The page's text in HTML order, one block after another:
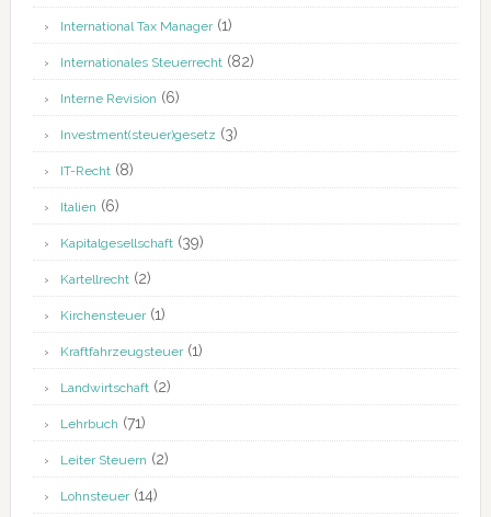
International Tax Manager(1)
Internationales Steuerrecht(82)
Interne Revision (6)
Investment(steuer)gesetz (3)
IT-Recht(8)
Italien (6)
Kapitalgesellschaft(39)
Kartellrecht(2)
Kirchensteuer(1)
Kraftfahrzeugsteuer(1)
Landwirtschaft(2)
Lehrbuch (71)
Leiter Steuern (2)
Lohnsteuer(14)